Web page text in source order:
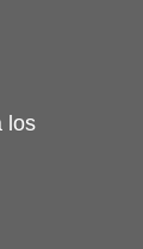
los